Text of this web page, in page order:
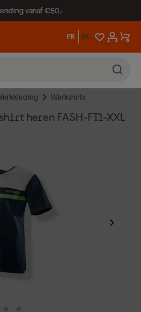
vanaf €50,-
FR NL
Werkshirts
heren FASH-FT1-XXL